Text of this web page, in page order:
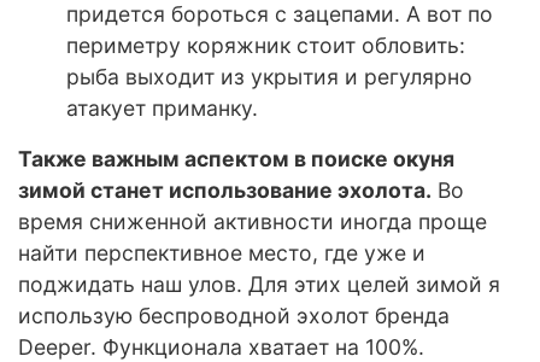
придется бороться с зацепами. А вот по
периметру коряжник стоит обловить:
рыба выходит из укрытия и регулярно
атакует приманку.
Также важным аспектом в поиске окуня
зимой станет использование эхолота. Во
время сниженной активности иногда проще
найти перспективное место, где уже и
поджидать наш улов. Для этих целей зимой я
использую беспроводной эхолот бренда
Deeper. Функционала хватает на 100%.